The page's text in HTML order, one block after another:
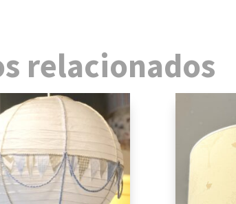
relacionados